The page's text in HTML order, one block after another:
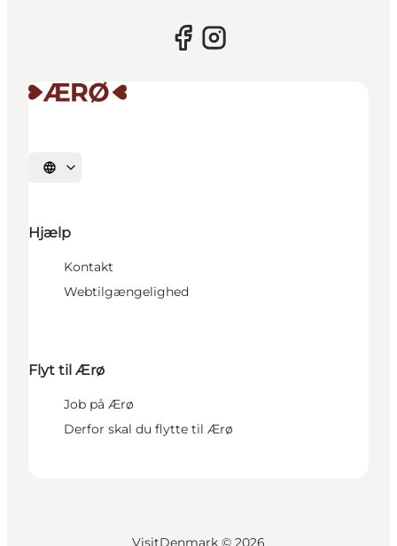
Vælg sprog
Hjælp
Kontakt
Webtilgængelighed
Flyt til Ærø
Job på Ærø
Derfor skal du flytte til Ærø